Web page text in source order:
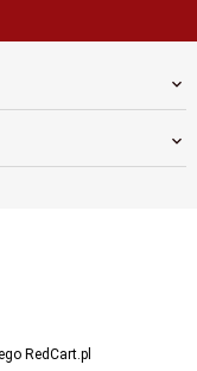
RedCart.pl